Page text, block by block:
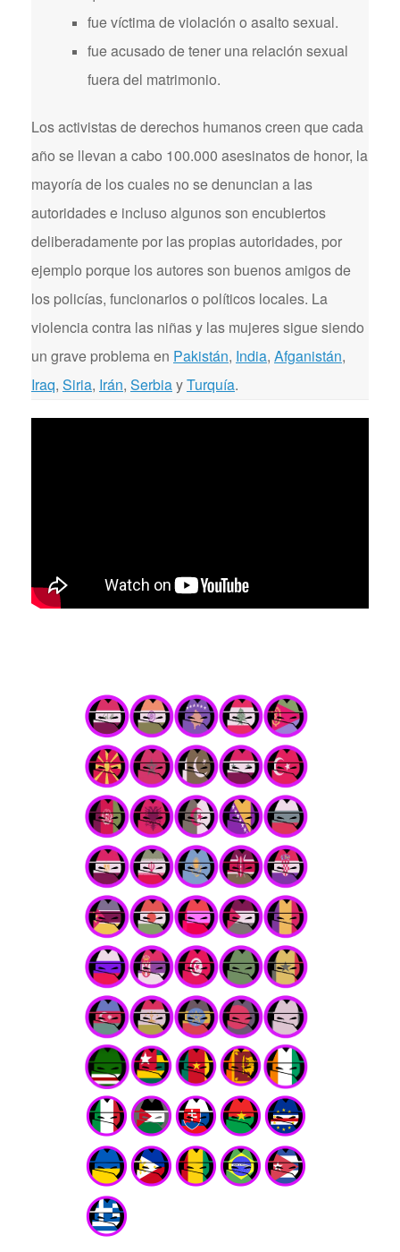
fue víctima de violación o asalto sexual.
fue acusado de tener una relación sexual
fuera del matrimonio.
Los activistas de derechos humanos creen que cada
año se llevan a cabo 100.000 asesinatos de honor, la
mayoría de los cuales no se denuncian a las
autoridades e incluso algunos son encubiertos
deliberadamente por las propias autoridades, por
ejemplo porque los autores son buenos amigos de
los policías, funcionarios o políticos locales. La
violencia contra las niñas y las mujeres sigue siendo
un grave problema en Pakistán, India, Afganistán,
Iraq, Siria, Irán, SerbiayTurquía.